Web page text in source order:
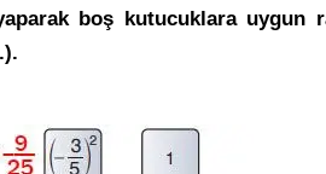
boş kutucuklara uygun